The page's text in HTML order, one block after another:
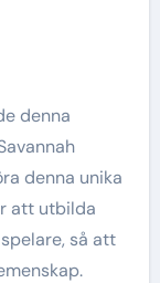
denna
denna unika
att utbilda
så att